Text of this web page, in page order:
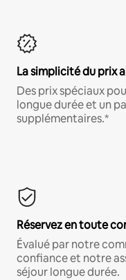
La simplicité du prix
Des prix spéciaux
longue durée et un
supplémentaires.*
Réservez en toute
Évalué par notre
confiance et notre
séjour longue durée.